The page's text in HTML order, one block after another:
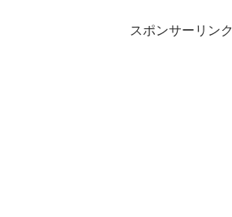
スポンサーリンク